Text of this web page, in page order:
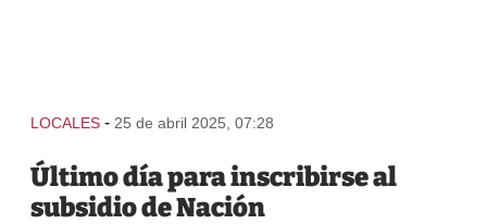
LOCALES - 25 de abril 2025, 07:28
Último día para inscribirse al
subsidio de Nación